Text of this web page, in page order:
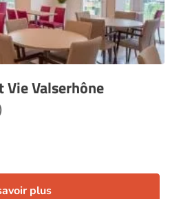
Vie Valserhône
plus